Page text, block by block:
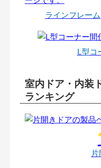
ラインフレー
L型コ
室内ドア・内装
ランキング